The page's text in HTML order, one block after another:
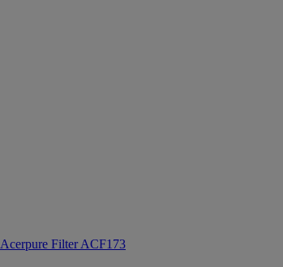
Acerpure Filter ACF173